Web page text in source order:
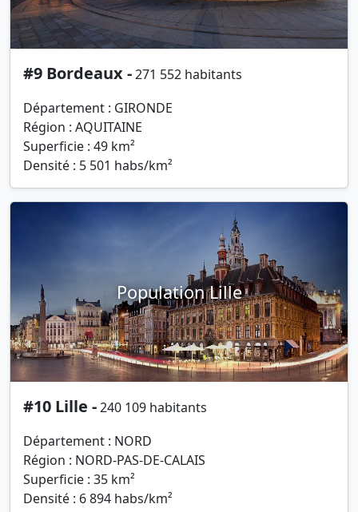
#9 Bordeaux -271 552 habitants
Département : GIRONDE
Région : AQUITAINE
Superficie : 49 km²
Densité : 5 501 habs/km²
Population Lille
#10 Lille -240 109 habitants
Département : NORD
Région : NORD-PAS-DE-CALAIS
Superficie : 35 km²
Densité : 6 894 habs/km²